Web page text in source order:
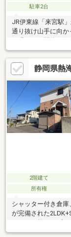
駐車2台
JR伊東線「来宮駅
通り抜け山手に向か
な緑のある閑静な
しみながらのウォ
な立地。近くには
公園」、紅葉や梅で
観光スポットやレ
静岡県熱
2階建て
所有権
シャッター付き倉
が完備された
す。車をお持ちの